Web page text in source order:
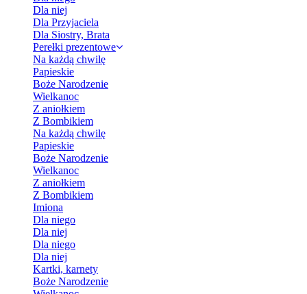
Dla niej
Dla Przyjaciela
Dla Siostry, Brata
Perełki prezentowe
Na każdą chwilę
Papieskie
Boże Narodzenie
Wielkanoc
Z aniołkiem
Z Bombikiem
Na każdą chwilę
Papieskie
Boże Narodzenie
Wielkanoc
Z aniołkiem
Z Bombikiem
Imiona
Dla niego
Dla niej
Dla niego
Dla niej
Kartki, karnety
Boże Narodzenie